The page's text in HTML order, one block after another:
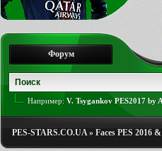
Форум
Например: V. Tsygankov PES2017 by
PES-STARS.CO.UA» Faces PES 2016